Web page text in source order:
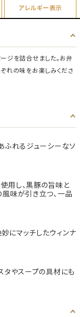
アレルギー表示
ジを詰合せました。お弁
れの味をお楽しみくださ
ふれるジューシーなソ
用し、黒豚の旨味と
味が引き立つ、一品
にマッチしたウィンナ
タやスープの具材にも